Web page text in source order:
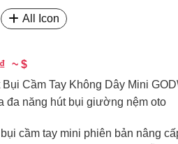
All Icon
~ $
Bụi Cầm Tay Không Dây Mini
đa năng hút bụi giường nệm oto
cầm tay mini phiên bản nâng